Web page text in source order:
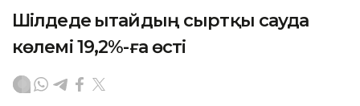
Шілдеде Қытайдың сыртқы сауда
көлемі 19,2%-ға өсті